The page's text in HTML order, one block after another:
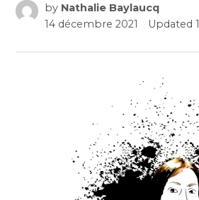
by Nathalie Baylaucq
14 décembre 2021
Updated